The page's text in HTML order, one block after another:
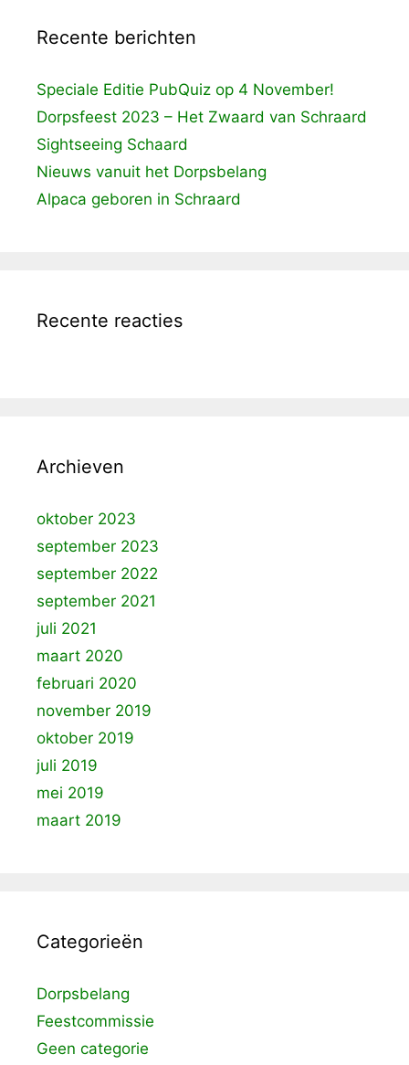
Recente berichten
Speciale Editie PubQuiz op 4 November!
Dorpsfeest 2023 – Het Zwaard van Schraard
Sightseeing Schaard
Nieuws vanuit het Dorpsbelang
Alpaca geboren in Schraard
Recente reacties
Archieven
oktober 2023
september 2023
september 2022
september 2021
juli 2021
maart 2020
februari 2020
november 2019
oktober 2019
juli 2019
mei 2019
maart 2019
Categorieën
Dorpsbelang
Feestcommissie
Geen categorie